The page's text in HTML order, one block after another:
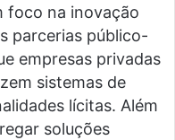
foco na inovação
parcerias público-
empresas privadas
sistemas de
lícitas. Além
soluções